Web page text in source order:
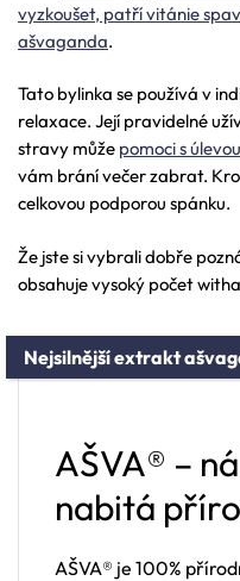
vyzkoušet, patří vitánie
ašvaganda.
Tato bylinka se používá v
relaxace. Její pravidelné
stravy může pomoci s
vám brání večer zabrat.
celkovou podporou spánku.
Že jste si vybrali dobře
obsahuje vysoký počet
Nejsilnější extrakt
AŠVA® –
nabitá
AŠVA® je 100%